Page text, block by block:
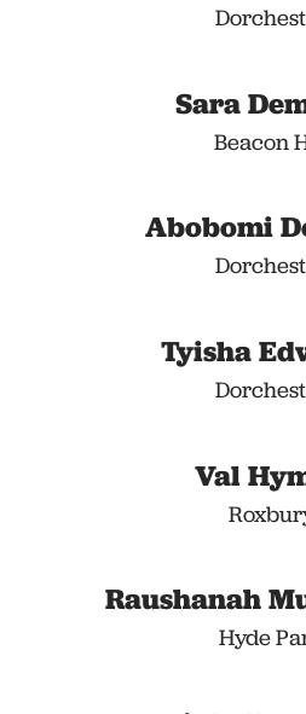
Sara
Beacon
Abobomi
Tyisha
Val
Raushanah
Hyde